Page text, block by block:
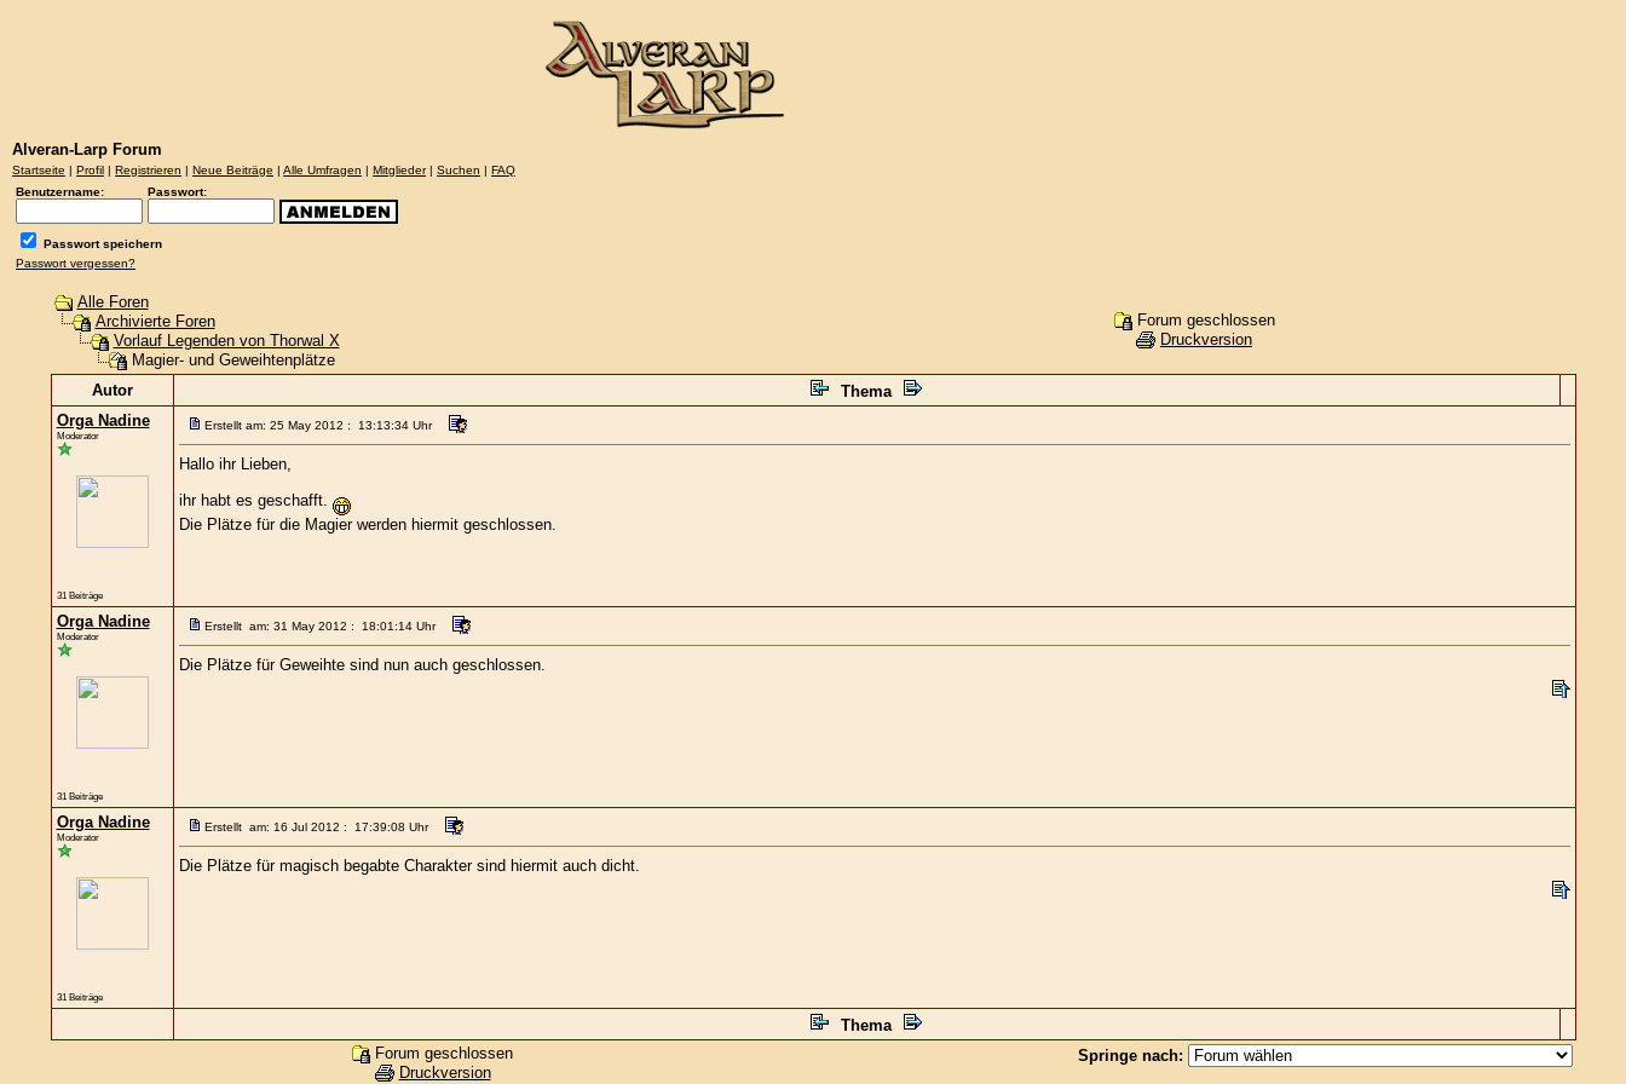
Alveran-Larp Forum
Startseite | Profil | Registrieren | Neue Beiträge | Alle Umfragen | Mitglieder| Suchen | FAQ
Benutzername:
Passwort:
Passwort speichern
Passwort vergessen?
Alle Foren
Archivierte Foren
Vorlauf Legenden von Thorwal X
Magier- und Geweihtenplätze
Forum geschlossen
Druckversion
Autor
Thema
Orga Nadine
Moderator
31 Beiträge
Erstellt am: 25 May 2012 : 13:13:34 Uhr
Hallo ihr Lieben,
ihr habt es geschafft.
Die Plätze für die Magier werden hiermit geschlossen.
Orga Nadine
Moderator
31 Beiträge
Erstellt am: 31 May 2012 : 18:01:14 Uhr
Die Plätze für Geweihte sind nun auch geschlossen.
Orga Nadine
Moderator
31 Beiträge
Erstellt am: 16 Jul 2012 : 17:39:08 Uhr
Die Plätze für magisch begabte Charakter sind hiermit auch dicht.
Thema
Forum geschlossen
Druckversion
Springe nach: